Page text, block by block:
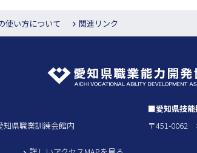
使い方について 関連リンク
県職業訓練会館内
■愛知県技能
〒451-0062